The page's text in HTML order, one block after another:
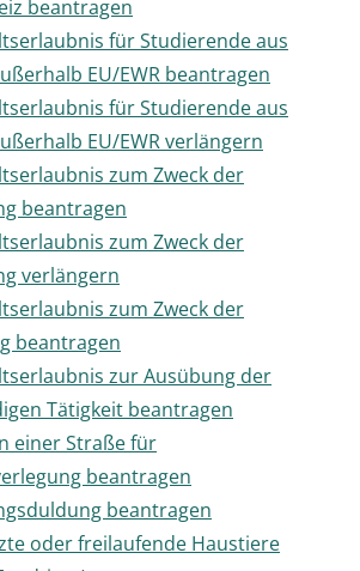
beantragen
für Studierende aus
EU/EWR beantragen
für Studierende aus
EU/EWR verlängern
zum Zweck der
beantragen
zum Zweck der
verlängern
zum Zweck der
beantragen
zur Ausübung der
Tätigkeit beantragen
einer Straße für
beantragen
beantragen
oder freilaufende Haustiere